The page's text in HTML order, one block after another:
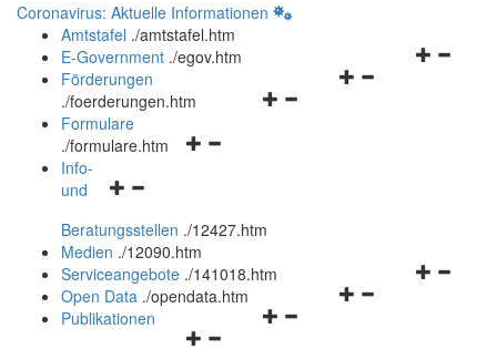
Coronavirus: Aktuelle Informationen
Amtstafel ./amtstafel.htm
Navigationsmenü
E-Government ./egov.htm
Navigationsmenü
Förderungen
./foerderungen.htm
Navigationsmenü
Formulare
./formulare.htm
Navigationsmenü
und
schließen
Info-
und
Beratungsstellen ./12427.htm
Medien ./12090.htm
Navigationsmenü
Serviceangebote ./141018.htm
Navigationsmenü
Open Data ./opendata.htm
Navigationsmenü
Publikationen